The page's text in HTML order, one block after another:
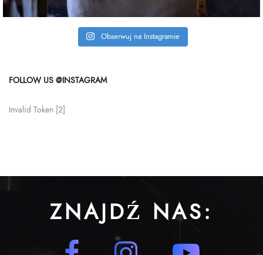
Obserwuj na Instagramie
FOLLOW US @INSTAGRAM
Invalid Token [2]
ZNAJDŹ NAS: